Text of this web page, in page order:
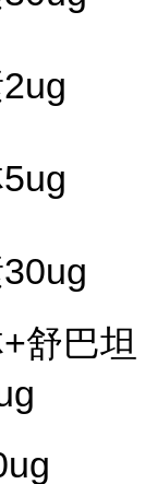
舒巴坦